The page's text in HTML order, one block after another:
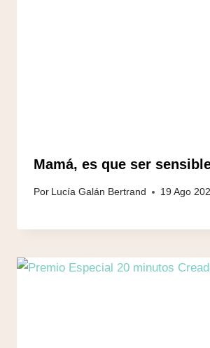
Mamá, es que ser
Por Lucía Galán Bertrand 19 Ago